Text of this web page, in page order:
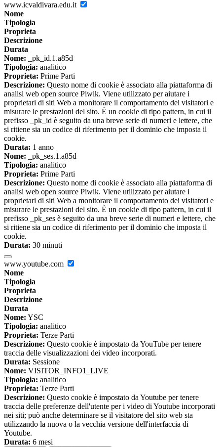
www.icvaldivara.edu.it
Nome
Tipologia
Proprieta
Descrizione
Durata
Nome: _pk_id.1.a85d
Tipologia: analitico
Proprieta: Prime Parti
Descrizione: Questo nome di cookie è associato alla piattaforma di
analisi web open source Piwik. Viene utilizzato per aiutare i
proprietari di siti Web a monitorare il comportamento dei visitatori e
misurare le prestazioni del sito. È un cookie di tipo pattern, in cui il
prefisso _pk_id è seguito da una breve serie di numeri e lettere, che
si ritiene sia un codice di riferimento per il dominio che imposta il
cookie.
Durata: 1 anno
Nome: _pk_ses.1.a85d
Tipologia: analitico
Proprieta: Prime Parti
Descrizione: Questo nome di cookie è associato alla piattaforma di
analisi web open source Piwik. Viene utilizzato per aiutare i
proprietari di siti Web a monitorare il comportamento dei visitatori e
misurare le prestazioni del sito. È un cookie di tipo pattern, in cui il
prefisso _pk_ses è seguito da una breve serie di numeri e lettere, che
si ritiene sia un codice di riferimento per il dominio che imposta il
cookie.
Durata: 30 minuti
www.youtube.com
Nome
Tipologia
Proprieta
Descrizione
Durata
Nome: YSC
Tipologia: analitico
Proprieta: Terze Parti
Descrizione: Questo cookie è impostato da YouTube per tenere
traccia delle visualizzazioni dei video incorporati.
Durata: Sessione
Nome: VISITOR_INFO1_LIVE
Tipologia: analitico
Proprieta: Terze Parti
Descrizione: Questo cookie è impostato da Youtube per tenere
traccia delle preferenze dell'utente per i video di Youtube incorporati
nei siti; può anche determinare se il visitatore del sito web sta
utilizzando la nuova o la vecchia versione dell'interfaccia di
Youtube.
Durata: 6 mesi